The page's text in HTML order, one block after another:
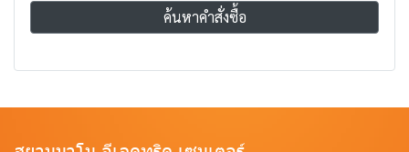
ค้นหาคำสั่งซื้อ